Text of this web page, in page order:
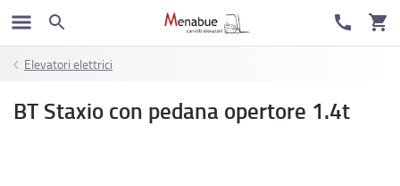
Elevatori elettrici
BT Staxio con pedana opertore 1.4t